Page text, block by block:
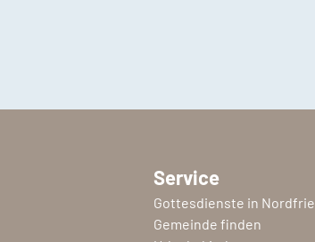
Service
Gottesdienste in
Gemeinde finden